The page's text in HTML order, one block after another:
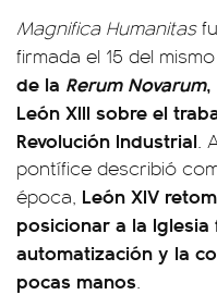
Magnifica Humanitas
firmada el 15 del
de la Rerum Novarum,
León XIII sobre el
Revolución Industrial.
pontífice describió
época, León XIV
posicionar a la
automatización y la
pocas manos.